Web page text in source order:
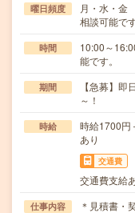
曜日頻度
月・水・金
相談可能です
時間
10:00～
能です。
期間
【急募】
～！
時給
時給1700円
あり
交通費
交通費支給
仕事内容
＊見積書・